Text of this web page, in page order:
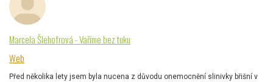
Marcela Šlehofrová - Vaříme bez tuku
Web
Před několika lety jsem byla nucena z důvodu onemocnění slinivky břišní v